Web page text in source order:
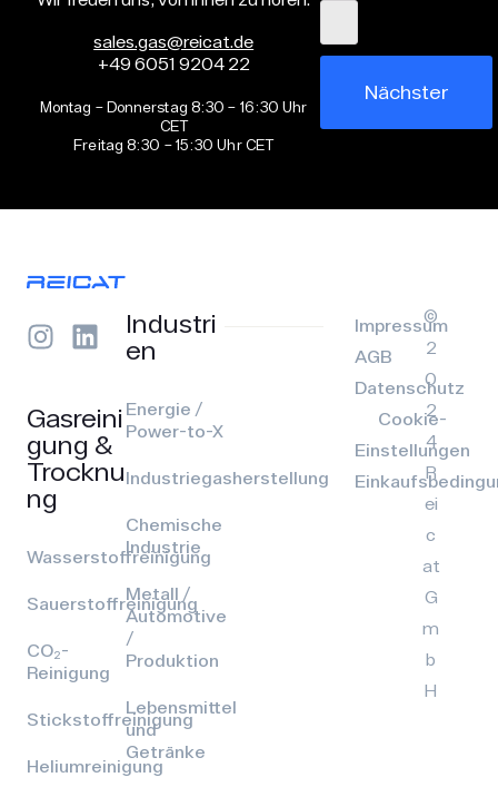
sales.gas@reicat.de
+49 6051 9204 22
Montag – Donnerstag 8:30 – 16:30 Uhr
CET
Freitag 8:30 – 15:30 Uhr CET
Nächster
Gasreini
gung &
Trocknu
ng
Wasserstoffreinigung
Sauerstoffreinigung
CO₂-
Reinigung
Stickstoffreinigung
Heliumreinigung
Industri
en
Energie /
Power-to-X
Industriegasherstellung
Chemische
Industrie
Metall /
Automotive
/
Produktion
Lebensmittel
und
Getränke
Impressum
AGB
Datenschutz
Cookie-
Einstellungen
©
2
0
2
4
R
ei
c
at
G
m
b
H